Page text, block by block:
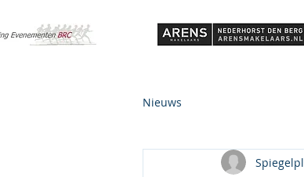
Nieuws